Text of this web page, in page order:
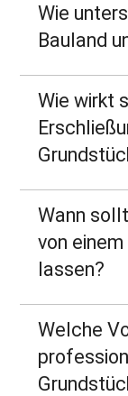
Wie
Bauland
Wie wirkt
Wann
von
lassen?
Welche